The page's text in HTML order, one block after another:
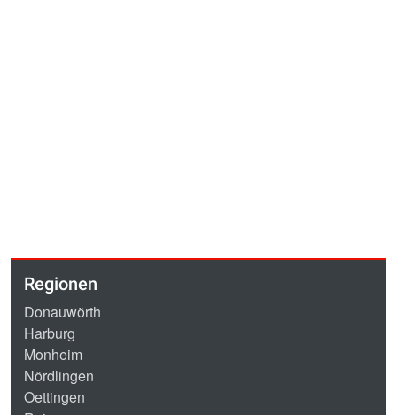
Regionen
Donauwörth
Harburg
Monheim
Nördlingen
Oettingen